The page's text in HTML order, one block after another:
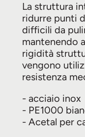
La struttura
ridurre punti
difficili da
mantenendo
rigidità
vengono
resistenza
- acciaio inox
- PE1000
- Acetal per